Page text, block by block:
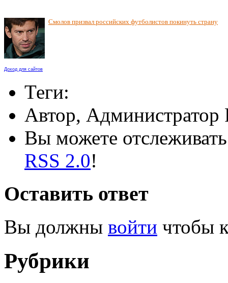
Смолов призвал российских футболистов покинуть страну
Доход для сайтов
Теги:
Автор, Администратор
Вы можете отслеживать
RSS 2.0!
Оставить ответ
Вы должны войти чтобы
Рубрики